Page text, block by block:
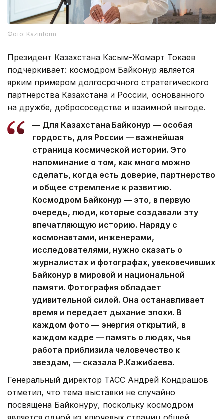
Фото: Kazinform
Президент Казахстана Касым-Жомарт Токаев
подчеркивает: космодром Байконур является
ярким примером долгосрочного стратегического
партнерства Казахстана и России, основанного
на дружбе, добрососедстве и взаимной выгоде.
— Для Казахстана Байконур — особая
гордость, для России — важнейшая
страница космической истории. Это
напоминание о том, как много можно
сделать, когда есть доверие, партнерство
и общее стремление к развитию.
Космодром Байконур — это, в первую
очередь, люди, которые создавали эту
впечатляющую историю. Наряду с
космонавтами, инженерами,
исследователями, нужно сказать о
журналистах и фотографах, увековечивших
Байконур в мировой и национальной
памяти. Фотография обладает
удивительной силой. Она останавливает
время и передает дыхание эпохи. В
каждом фото — энергия открытий, в
каждом кадре — память о людях, чья
работа приблизила человечество к
звездам, — сказала Р.Кажибаева.
Генеральный директор ТАСС Андрей Кондрашов
отметил, что тема выставки не случайно
посвящена Байконуру, поскольку космодром